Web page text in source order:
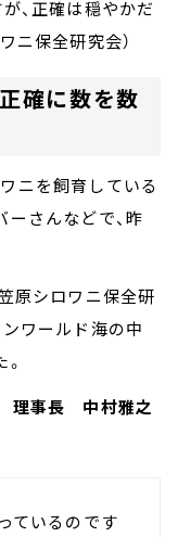
、正確は穏やかだ
ニ保全研究会）
確に数を数
ニを飼育している
ーさんなどで、昨
原シロワニ保全研
ンワールド海の中
理事長 中村雅之
ているのです